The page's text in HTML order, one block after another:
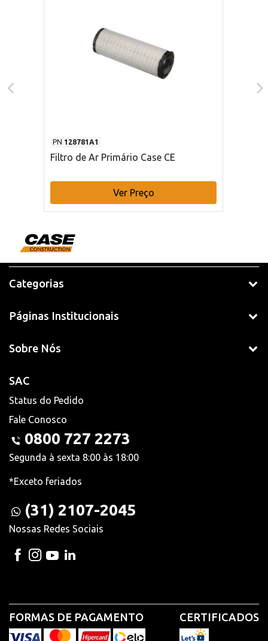
PN 128781A1
Filtro de Ar Primário Case CE
Ver Preço
Categorias
Páginas Institucionais
Sobre Nós
SAC
Status do Pedido
Fale Conosco
0800 727 2273
Segunda à sexta 8:00 às 18:00
*Exceto feriados
(31) 2107-2045
Nossas Redes Sociais
FORMAS DE PAGAMENTO CERTIFICADOS